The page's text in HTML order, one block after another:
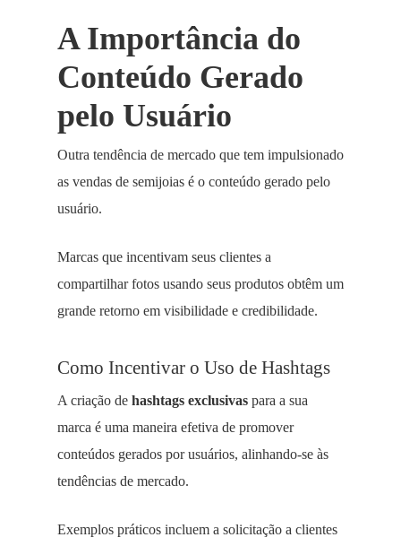
A Importância do
Conteúdo Gerado
pelo Usuário
Outra tendência de mercado que tem impulsionado
as vendas de semijoias é o conteúdo gerado pelo
usuário.
Marcas que incentivam seus clientes a
compartilhar fotos usando seus produtos obtêm um
grande retorno em visibilidade e credibilidade.
Como Incentivar o Uso de Hashtags
A criação de hashtags exclusivas para a sua
marca é uma maneira efetiva de promover
conteúdos gerados por usuários, alinhando-se às
tendências de mercado.
Exemplos práticos incluem a solicitação a clientes